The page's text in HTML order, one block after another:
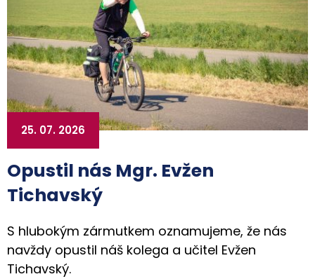
Opustil nás Mgr. Evžen
Tichavský
25. 07. 2026
S hlubokým zármutkem oznamujeme, že nás
navždy opustil náš kolega a učitel Evžen
Tichavský.